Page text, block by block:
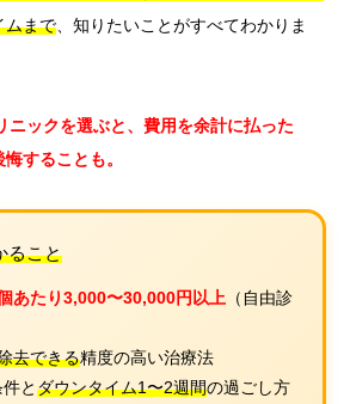
ムまで、知りたいことがすべてわかりま
ックを選ぶと、費用を余計に払った
することも。
ること
あたり3,000〜30,000円以上（自由診
去できる精度の高い治療法
とダウンタイム1〜2週間の過ごし方